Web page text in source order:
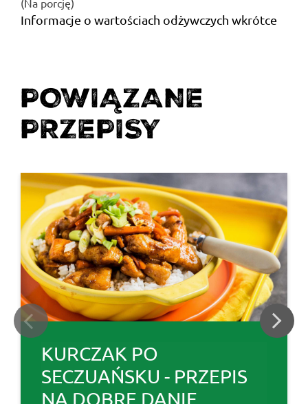
(Na porcję)
Informacje o wartościach odżywczych wkrótce
POWIĄZANE
PRZEPISY
KURCZAK PO
SECZUAŃSKU - PRZEPIS
NA DOBRE DANIE